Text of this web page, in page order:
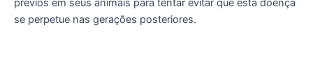
prévios em seus animais para tentar evitar que esta doença
se perpetue nas gerações posteriores.